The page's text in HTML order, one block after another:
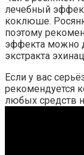
лечебный
коклюше.
поэтому
эффекта можно
экстракта
Если у вас
рекомендуется
любых средств